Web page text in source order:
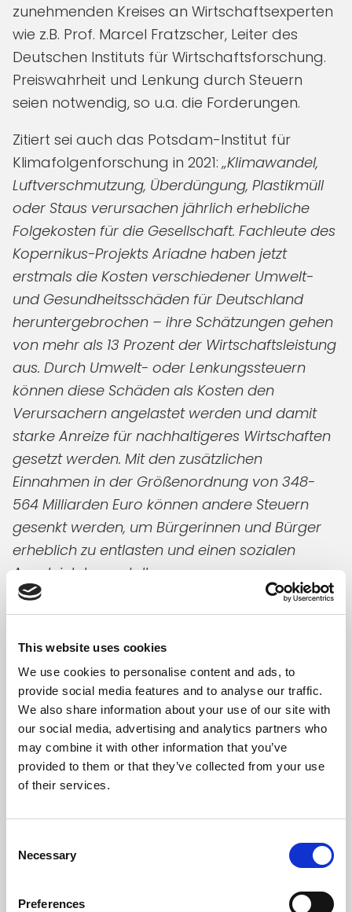
This website uses cookies
We use cookies to personalise content and ads, to
provide social media features and to analyse our traffic.
We also share information about your use of our site with
our social media, advertising and analytics partners who
may combine it with other information that you’ve
provided to them or that they’ve collected from your use
of their services.
Selection
Necessary
Preferences
zunehmenden Kreises an Wirtschaftsexperten
wie z.B. Prof. Marcel Fratzscher, Leiter des
Deutschen Instituts für Wirtschaftsforschung.
Preiswahrheit und Lenkung durch Steuern
seien notwendig, so u.a. die Forderungen.
Zitiert sei auch das Potsdam-Institut für
Klimafolgenforschung in 2021:„Klimawandel,
Luftverschmutzung, Überdüngung, Plastikmüll
oder Staus verursachen jährlich erhebliche
Folgekosten für die Gesellschaft. Fachleute des
Kopernikus-Projekts Ariadne haben jetzt
erstmals die Kosten verschiedener Umwelt-
und Gesundheitsschäden für Deutschland
heruntergebrochen – ihre Schätzungen gehen
von mehr als 13 Prozent der Wirtschaftsleistung
aus. Durch Umwelt- oder Lenkungssteuern
können diese Schäden als Kosten den
Verursachern angelastet werden und damit
starke Anreize für nachhaltigeres Wirtschaften
gesetzt werden. Mit den zusätzlichen
Einnahmen in der Größenordnung von 348-
564 Milliarden Euro können andere Steuern
gesenkt werden, um Bürgerinnen und Bürger
erheblich zu entlasten und einen sozialen
Ausgleich herzustellen.
Schon 1920 hat der britische
dargelegt, wie sich der wirtschaftliche
Wohlstand durch die Bepreisung externer
Kosten optimieren lässt: Dabei wird zum
Beispiel der Ausstoß von Schadstoffen mit
einer Steuer belegt, die der Höhe der
gesellschaftlichen Folgekosten entspricht.
Während die effiziente Reduktion von
Umweltschäden im Vordergrund steht, wird
Nebeneffekt erzielt – zusätzliche